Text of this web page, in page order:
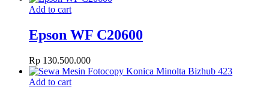
Add to cart
Epson WF C20600
Rp 130.500.000
Add to cart